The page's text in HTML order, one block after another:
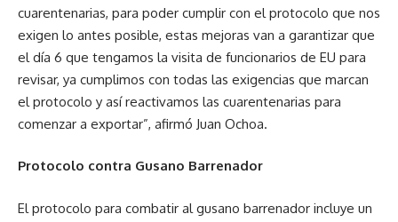
cuarentenarias, para poder cumplir con el protocolo que nos
exigen lo antes posible, estas mejoras van a garantizar que
el día 6 que tengamos la visita de funcionarios de EU para
revisar, ya cumplimos con todas las exigencias que marcan
el protocolo y así reactivamos las cuarentenarias para
comenzar a exportar”, afirmó Juan Ochoa.
Protocolo contra Gusano Barrenador
El protocolo para combatir al gusano barrenador incluye un